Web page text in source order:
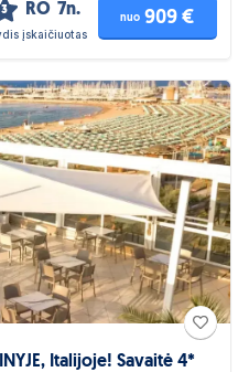
3 RO 7n.
įskaičiuotas
nuo 909 €
Italijoje! Savaitė 4*